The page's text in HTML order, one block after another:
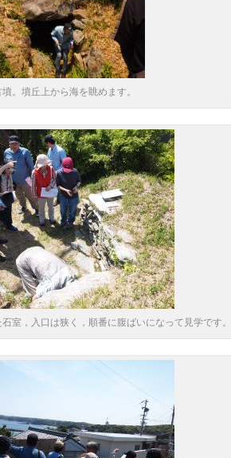
。墳丘上から海を眺めます。
室，入口は狭く，順番に腹ばいになって見学です。